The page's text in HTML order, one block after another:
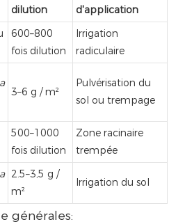
dilution
d'application
600–800
fois dilution
Irrigation
radiculaire
3–6 g / m²
Pulvérisation du
sol ou trempage
500–1000
fois dilution
Zone racinaire
trempée
2.5–3,5 g /
m²
Irrigation du sol
générales: